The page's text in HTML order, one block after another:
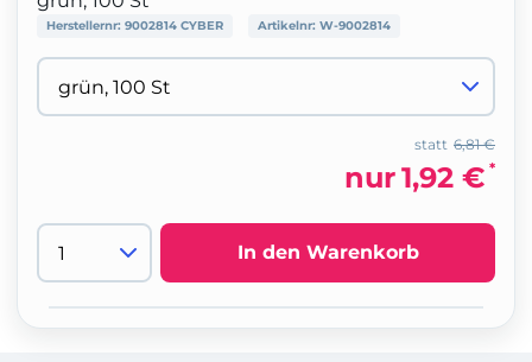
Herstellernr: 9002814 CYBER Artikelnr: W-9002814
6,81 €
statt
nur1,92 € *
In den Warenkorb